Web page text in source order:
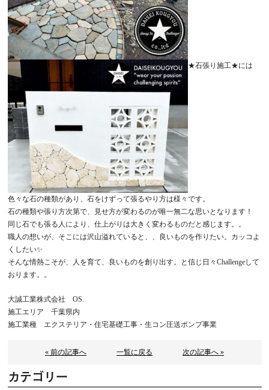
★石張り施工★には
色々な石の種類があり、石をけずって張るやり方は様々です。
石の種類や張り方次第で、見せ方が変わるのが唯一無二な思いとなります！
同じ石でも張る人により、仕上がりは大きく変わるものだと感じます。。
職人の想いが、そこには沢山溢れていると、、良いものを作りたい。カッコよ
くしたい✨
そんな情熱こそが、人を育て、良いものを創り出す。と信じ日々Challengeして
おります。。
大誠工業株式会社 OS.
施工エリア 千葉県内
施工業種 エクステリア・住宅基礎工事・生コン圧送ポンプ事業
« 前の記事へ 一覧に戻る 次の記事へ »
カテゴリー